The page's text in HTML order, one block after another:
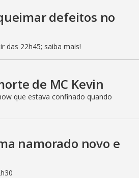
defeitos no
das 22h45; saiba mais!
de MC Kevin
que estava confinado quando
namorado novo e